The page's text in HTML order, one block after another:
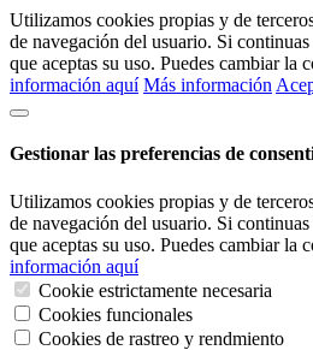
Utilizamos cookies propias y de
de navegación del usuario. Si
que aceptas su uso. Puedes cambiar la
información aquí Más información
Gestionar las preferencias de
Utilizamos cookies propias y de
de navegación del usuario. Si
que aceptas su uso. Puedes cambiar la
información aquí
Cookie estrictamente necesaria
Cookies funcionales
Cookies de rastreo y rendmiento